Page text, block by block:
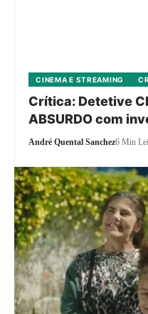
CINEMA E STREAMING
Crítica: Detetive
ABSURDO com
André Quental Sanchez6 Min